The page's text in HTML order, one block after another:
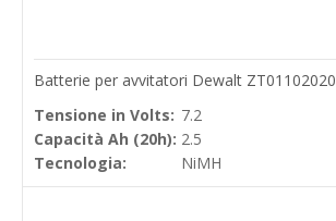
Batterie per avvitatori Dewalt ZT01102020
Tensione in Volts: 7.2
Capacità Ah (20h): 2.5
Tecnologia:
NiMH